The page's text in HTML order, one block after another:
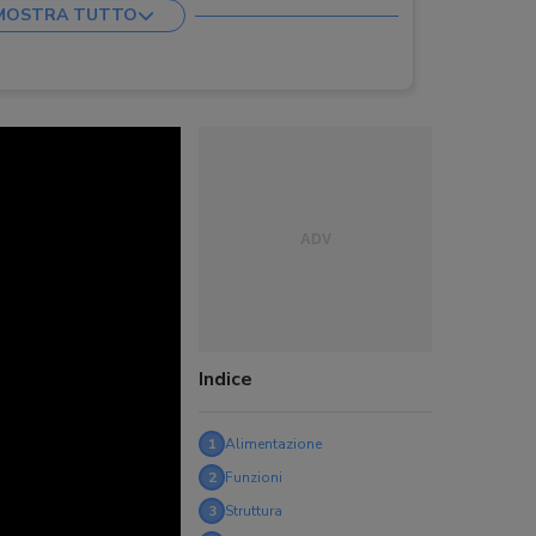
tappo ermetico
TUTTO
Indice
1 Alimentazione
2 Funzioni
3 Struttura